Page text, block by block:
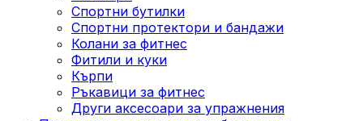
Спортни бутилки
Спортни протектори и бандажи
Колани за фитнес
Фитили и куки
Кърпи
Ръкавици за фитнес
Други аксесоари за упражнения